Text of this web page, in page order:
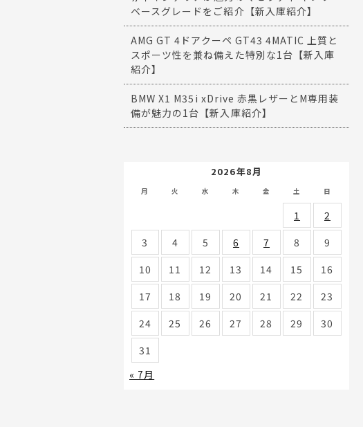
ベースグレードをご紹介【新入庫紹介】
AMG GT 4ドアクーペ GT43 4MATIC 上質と
スポーツ性を兼ね備えた特別な1台【新入庫
紹介】
BMW X1 M35i xDrive 赤黒レザーとM専用装
備が魅力の1台【新入庫紹介】
2026年8月
月 火 水 木 金 土 日
1
2
3
4 5 6 7 8
9
10
11 12 13 14 15
16
17
18 19 20 21 22
23
24
25 26 27 28 29
30
31
« 7月